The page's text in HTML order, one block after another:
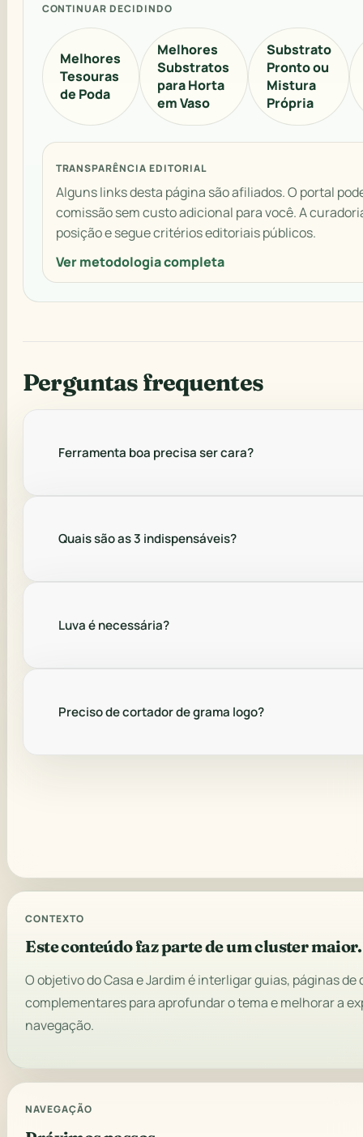
CONTINUAR DECIDINDO
Melhores
Tesouras
de Poda
Melhores
Substratos
para Horta
em Vaso
Substrato
Pronto ou
Mistura
Própria
TRANSPARÊNCIA EDITORIAL
Alguns links desta página são afiliados. O portal
comissão sem custo adicional para você. A
posição e segue critérios editoriais públicos.
Ver metodologia completa
Perguntas frequentes
Ferramenta boa precisa ser cara?
Quais são as 3 indispensáveis?
Luva é necessária?
Preciso de cortador de grama logo?
CONTEXTO
Este conteúdo faz parte de um cluster maior.
O objetivo do Casa e Jardim é interligar guias, páginas
complementares para aprofundar o tema e melhorar a
navegação.
NAVEGAÇÃO